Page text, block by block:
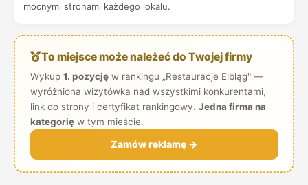
mocnymi stronami każdego lokalu.
To miejsce może należeć do Twojej firmy
Wykup 1. pozycjęw rankingu „Restauracje Elbląg" —
wyróżniona wizytówka nad wszystkimi konkurentami,
link do strony i certyfikat rankingowy. Jedna firma na
kategorięw tym mieście.
Zamów reklamę →